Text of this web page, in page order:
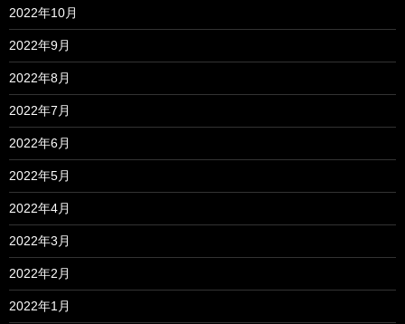
2022年10月
2022年9月
2022年8月
2022年7月
2022年6月
2022年5月
2022年4月
2022年3月
2022年2月
2022年1月